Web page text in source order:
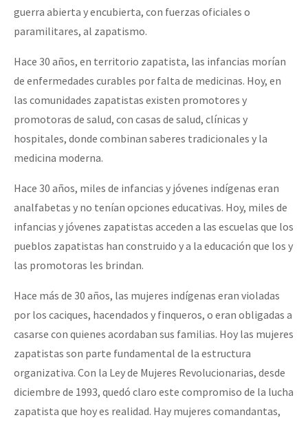
guerra abierta y encubierta, con fuerzas oficiales o
paramilitares, al zapatismo.
Hace 30 años, en territorio zapatista, las infancias morían
de enfermedades curables por falta de medicinas. Hoy, en
las comunidades zapatistas existen promotores y
promotoras de salud, con casas de salud, clínicas y
hospitales, donde combinan saberes tradicionales y la
medicina moderna.
Hace 30 años, miles de infancias y jóvenes indígenas eran
analfabetas y no tenían opciones educativas. Hoy, miles de
infancias y jóvenes zapatistas acceden a las escuelas que los
pueblos zapatistas han construido y a la educación que los y
las promotoras les brindan.
Hace más de 30 años, las mujeres indígenas eran violadas
por los caciques, hacendados y finqueros, o eran obligadas a
casarse con quienes acordaban sus familias. Hoy las mujeres
zapatistas son parte fundamental de la estructura
organizativa. Con la Ley de Mujeres Revolucionarias, desde
diciembre de 1993, quedó claro este compromiso de la lucha
zapatista que hoy es realidad. Hay mujeres comandantas,